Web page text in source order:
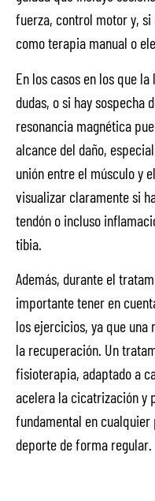
fuerza, control motor y, si
como terapia manual o
En los casos en los que
dudas, o si hay sospecha
resonancia magnética
alcance del daño,
unión entre el músculo y
visualizar claramente si
tendón o incluso
tibia.
Además, durante el
importante tener en
los ejercicios, ya que
la recuperación. Un
fisioterapia, adaptado a
acelera la cicatrización y
fundamental en
deporte de forma regular.